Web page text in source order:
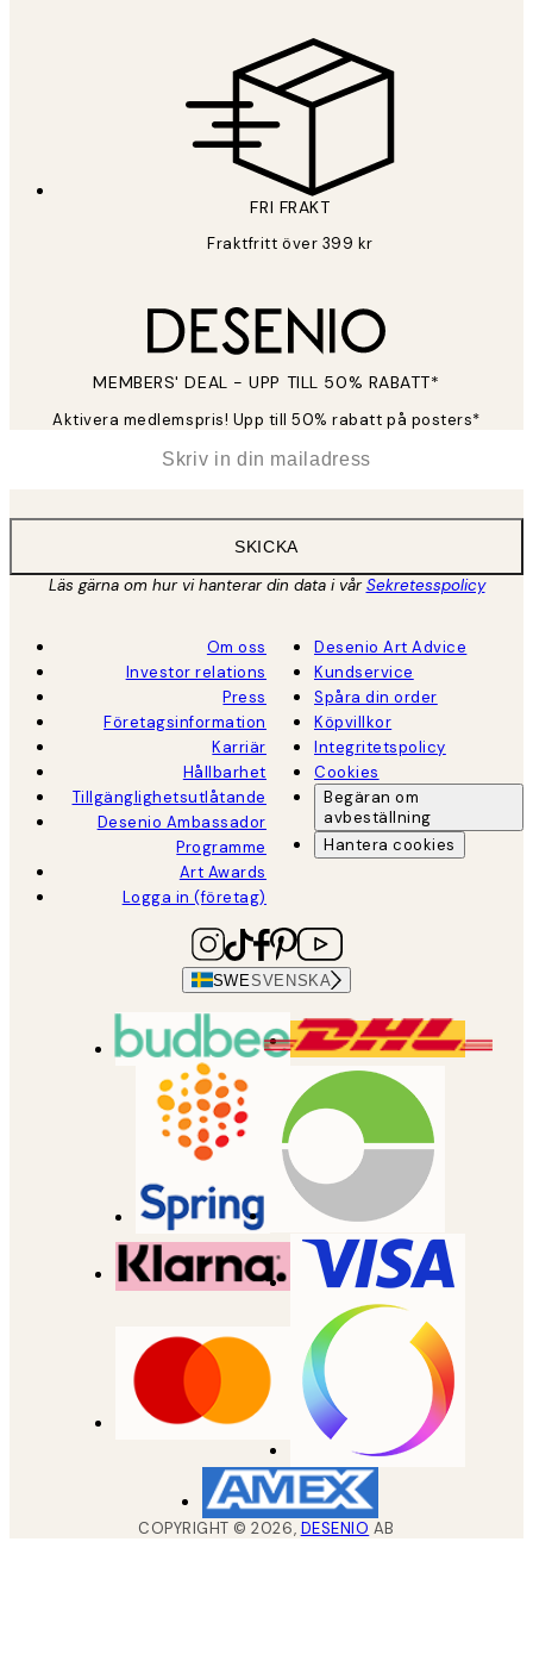
FRI FRAKT
Fraktfritt över 399 kr
MEMBERS' DEAL - UPP TILL 50% RABATT*
Aktivera medlemspris! Upp till 50% rabatt på posters*
SKICKA
Läs gärna om hur vi hanterar din data i vårSekretesspolicy
Om oss
Investor relations
Press
Företagsinformation
Karriär
Hållbarhet
Tillgänglighetsutlåtande
Desenio Ambassador
Programme
Art Awards
Logga in (företag)
Desenio Art Advice
Kundservice
Spåra din order
Köpvillkor
Integritetspolicy
Cookies
Begäran om
avbeställning
Hantera cookies
SWESVENSKA
COPYRIGHT ©2026, DESENIO AB